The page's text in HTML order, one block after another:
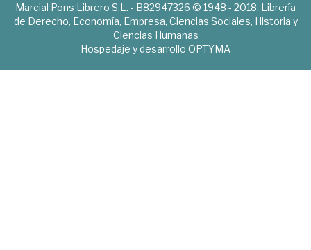
Marcial Pons Librero S.L. - B82947326 © 1948 - 2018. Librería
de Derecho, Economía, Empresa, Ciencias Sociales, Historia y
Ciencias Humanas
Hospedaje y desarrollo OPTYMA